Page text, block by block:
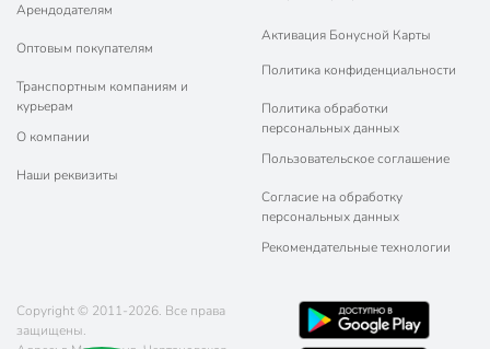
Арендодателям
Оптовым покупателям
Транспортным компаниям и
курьерам
О компании
Наши реквизиты
Активация Бонусной Карты
Политика конфиденциальности
Политика обработки
персональных данных
Пользовательское соглашение
Согласие на обработку
персональных данных
Рекомендательные технологии
Copyright © 2011-2026. Все права
защищены.